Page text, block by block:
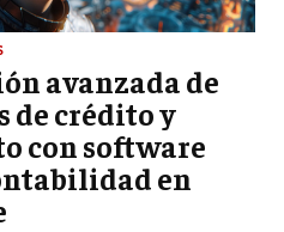
DE MERCADO
COMPETENCIA
CLIENTES
avanzada de
de crédito y
con software
en